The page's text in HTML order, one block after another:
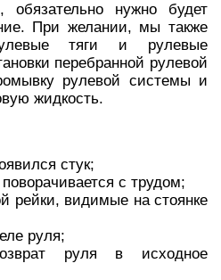
обязательно нужно будет
При желании, мы также
тяги и рулевые
перебранной рулевой
рулевой системы и
жидкость.
стук;
с трудом;
рейки, видимые на стоянке
руля;
руля в исходное